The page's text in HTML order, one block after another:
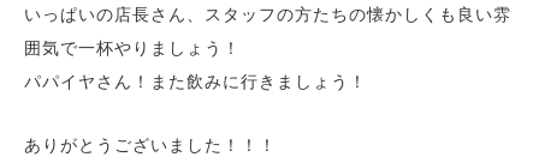
いっぱいの店長さん、スタッフの方たちの懐かしくも良い雰
囲気で一杯やりましょう！
パパイヤさん！また飲みに行きましょう！
ありがとうございました！！！